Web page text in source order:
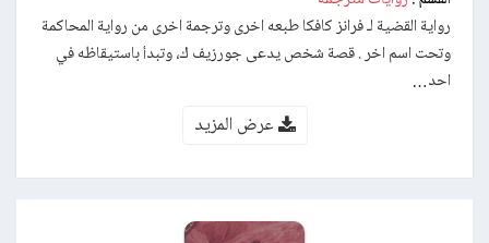
رواية القضية لـ فرانز كافكا طبعه اخرى وترجمة اخرى من رواية المحاكمة
وتحت اسم اخر . قصة شخص يدعى جورزيف ك، وتبدأ باستيقاظه في
احد…
عرض المزيد